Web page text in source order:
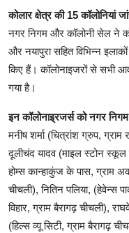
कोलार क्षेत्र की 15 कॉलोनियां
नगर निगम और कॉलोनी सेल ने
और नयापुरा सहित विभिन्न
किए हैं। कॉलोनाइजरों से सभी
गया है।
इन कॉलोनाइ्रजर्स को नगर
मनीष शर्मा (चित्रांश ग्रुप,
दूलीचंद यादव (माइल स्टोन
होम्स कान्हाकुंज के पास, ग्राम
चीचली), नितिन पलिया, (हेवेन्स
विहार, ग्राम बैरागढ़ चीचली),
(हिल्स व्यू सिटी, ग्राम बैरागढ़